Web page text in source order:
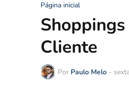
Página inicial
Cliente
Por Paulo Melo -